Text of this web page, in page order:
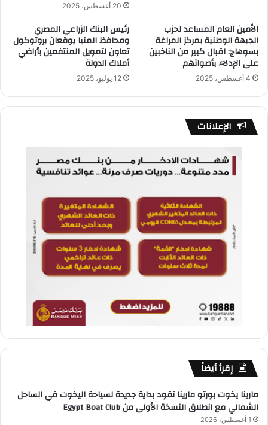
20 أغسطس، 2025
الأمين العام المساعد لحزب
الجبهة الوطنية بمركز المراغة
بسوهاج: اقبال كبير من الناخبين
على الإدلاء بأصواتهم
4 أغسطس، 2025
رئيس البنك الزراعي المصري
ومحافظ المنيا يوقعان بروتوكول
تعاون لتمويل المنتفعين بأراضي
أملاك الدولة
12 يوليو، 2025
الإعلانات
إقرأ أيضاً
مارينا يخوت بورتو مارينا تقود بداية جديدة لسياحة اليخوت في الساحل
الشمالي مع انطلاق النسخة الأولى من Egypt Boat Club
1 أغسطس، 2026